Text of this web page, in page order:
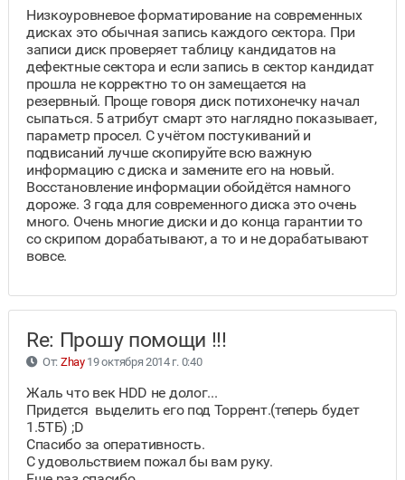
Низкоуровневое форматирование на современных
дисках это обычная запись каждого сектора. При
записи диск проверяет таблицу кандидатов на
дефектные сектора и если запись в сектор кандидат
прошла не корректно то он замещается на
резервный. Проще говоря диск потихонечку начал
сыпаться. 5 атрибут смарт это наглядно показывает,
параметр просел. С учётом постукиваний и
подвисаний лучше скопируйте всю важную
информацию с диска и замените его на новый.
Восстановление информации обойдётся намного
дороже. 3 года для современного диска это очень
много. Очень многие диски и до конца гарантии то
со скрипом дорабатывают, а то и не дорабатывают
вовсе.
Re: Прошу помощи !!!
От: Zhay19 октября 2014 г. 0:40
Жаль что век HDD не долог...
Придется выделить его под Торрент.(теперь будет
1.5ТБ) ;D
Cпасибо за оперативность.
С удовольствием пожал бы вам руку.